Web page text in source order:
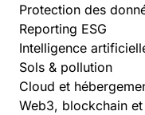
Protection des
Reporting ESG
Intelligence
Sols & pollution
Cloud et
Web3, blockchain